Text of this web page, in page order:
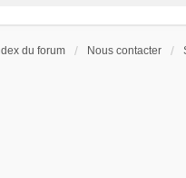
du forum Nous contacter